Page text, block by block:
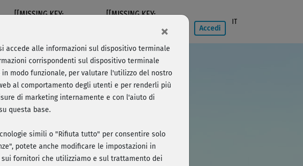
[[MISSING KEY:
[[MISSING KEY:
NAVIGATION750]]
Accedi
IT
in posizione
×
accede alle informazioni sul dispositivo terminale
corrispondenti sul dispositivo terminale
modo funzionale, per valutare l'utilizzo del nostro
al comportamento degli utenti e per renderli più
di marketing internamente e con l'aiuto di
questa base.
simili o "Rifiuta tutto" per consentire solo
potete anche modificare le impostazioni in
fornitori che utilizziamo e sul trattamento dei